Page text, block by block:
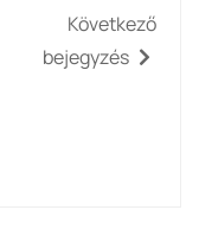
Következő
bejegyzés